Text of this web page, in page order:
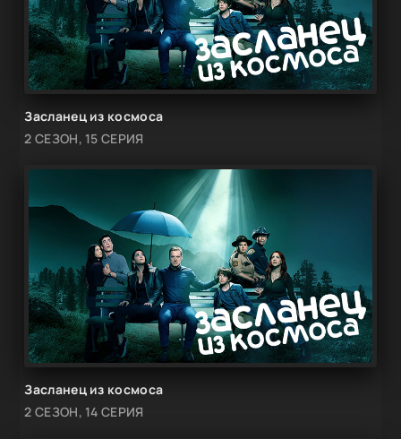
Засланец из космоса
2 СЕЗОН, 15 СЕРИЯ
Засланец из космоса
2 СЕЗОН, 14 СЕРИЯ